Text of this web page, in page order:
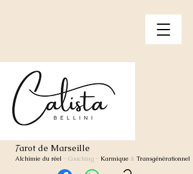
Tarot de Marseille
Alchimie du réel - Coaching - Karmique & Transgénérationnel